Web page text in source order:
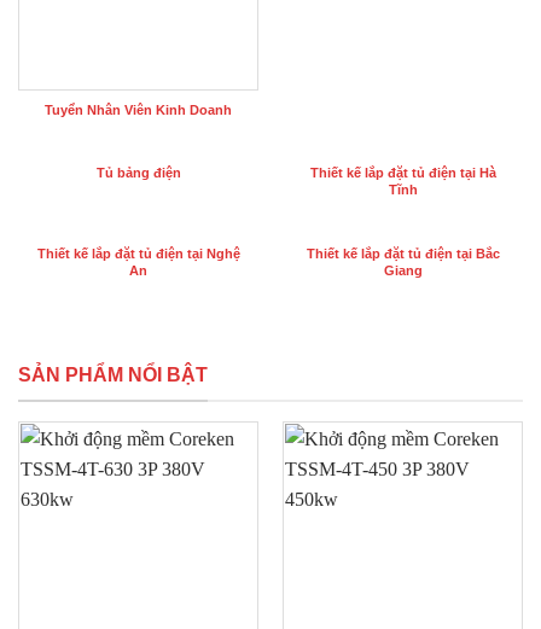
Tuyển Nhân Viên Kinh Doanh
Tủ bảng điện
Thiết kế lắp đặt tủ điện tại Hà
Tĩnh
Thiết kế lắp đặt tủ điện tại Nghệ
An
Thiết kế lắp đặt tủ điện tại Bắc
Giang
SẢN PHẨM NỔI BẬT